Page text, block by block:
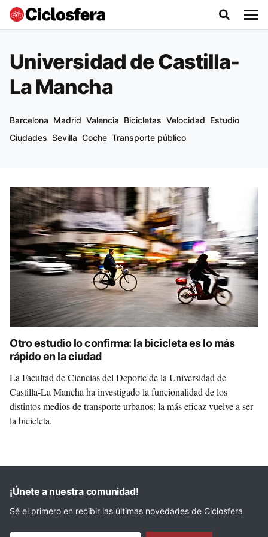
Universidad de Castilla-
La Mancha
Barcelona Madrid Valencia Bicicletas Velocidad Estudio
Ciudades Sevilla Coche Transporte público
Otro estudio lo confirma: la bicicleta es lo más
rápido en la ciudad
La Facultad de Ciencias del Deporte de la Universidad de
Castilla-La Mancha ha investigado la funcionalidad de los
distintos medios de transporte urbanos: la más eficaz vuelve a ser
la bicicleta.
¡Únete a nuestra comunidad!
Sé el primero en recibir las últimas novedades de Ciclosfera